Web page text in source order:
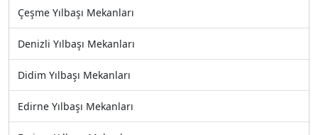
Çeşme Yılbaşı Mekanları
Denizli Yılbaşı Mekanları
Didim Yılbaşı Mekanları
Edirne Yılbaşı Mekanları